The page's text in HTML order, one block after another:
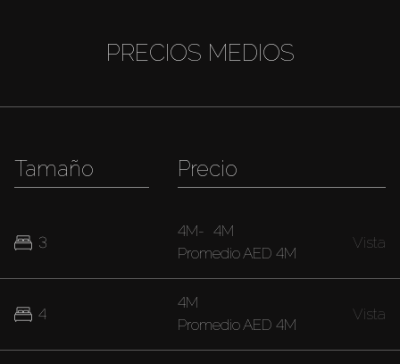
PRECIOS MEDIOS
Tamaño
3
4
Precio
4M- 4M
PromedioAED 4M
Vista
4M
PromedioAED 4M
Vista